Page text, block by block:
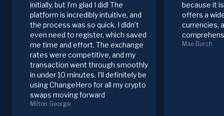
initially, but I’m glad I did! The
platform is incredibly intuitive, and
the process was so quick. I didn’t
even need to register, which saved
me time and effort. The exchange
rates were competitive, and my
transaction went through smoothly
in under 10 minutes. I’ll definitely be
using ChangeHero for all my crypto
swaps moving forward
Milton George
because it
offers a
currencies,
Mae Burch